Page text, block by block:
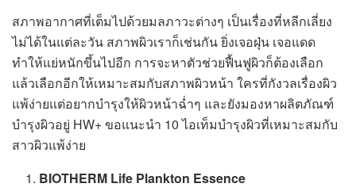
สภาพอากาศที่เต็มไปด้วยมลภาวะต่างๆ เป็นเรื่องที่หลีกเลี่ยง
ไม่ได้ในแต่ละวัน สภาพผิวเราก็เช่นกัน ยิ่งเจอฝุ่น เจอแดด
ทำให้แย่หนักขึ้นไปอีก การจะหาตัวช่วยฟื้นฟูผิวก็ต้องเลือก
แล้วเลือกอีกให้เหมาะสมกับสภาพผิวหน้า ใครที่กังวลเรื่องผิว
แพ้ง่ายแต่อยากบำรุงให้ผิวหน้าฉ่ำๆ และยังมองหาผลิตภัณฑ์
บำรุงผิวอยู่ HW+ ขอแนะนำ 10 ไอเท็มบำรุงผิวที่เหมาะสมกับ
สาวผิวแพ้ง่าย
BIOTHERM Life Plankton Essence